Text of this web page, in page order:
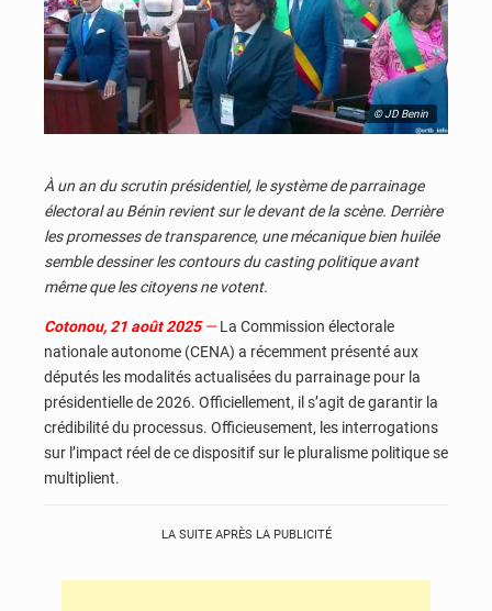
© JD Benin
À un an du scrutin présidentiel, le système de parrainage
électoral au Bénin revient sur le devant de la scène. Derrière
les promesses de transparence, une mécanique bien huilée
semble dessiner les contours du casting politique avant
même que les citoyens ne votent.
Cotonou, 21 août 2025—La Commission électorale
nationale autonome (CENA) a récemment présenté aux
députés les modalités actualisées du parrainage pour la
présidentielle de 2026. Officiellement, il s’agit de garantir la
crédibilité du processus. Officieusement, les interrogations
sur l’impact réel de ce dispositif sur le pluralisme politique se
multiplient.
LA SUITE APRÈS LA PUBLICITÉ